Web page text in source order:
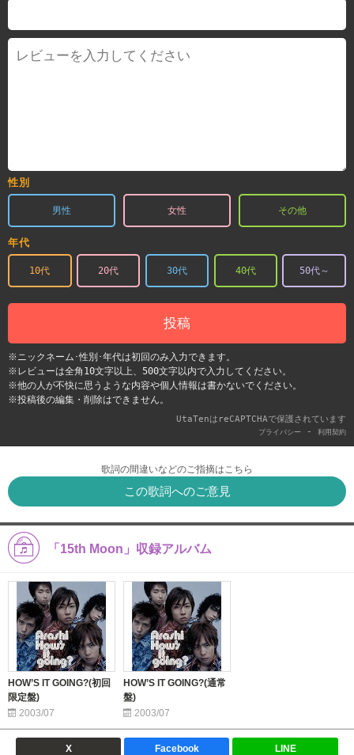
性別
男性 女性 その他
年代
10代 20代 30代 40代 50代～
投稿
※ニックネーム･性別･年代は初回のみ入力できます。
※レビューは全角10文字以上、500文字以内で入力してください。
※他の人が不快に思うような内容や個人情報は書かないでください。
※投稿後の編集・削除はできません。
UtaTenはreCAPTCHAで保護されています
プライバシー - 利用契約
歌詞の間違いなどのご指摘はこちら
この歌詞へのご意見
「15th Moon」収録アルバム
HOW’S IT GOING?(初回
限定盤)
2003/07
HOW’S IT GOING?(通常
盤)
2003/07
X Facebook LINE